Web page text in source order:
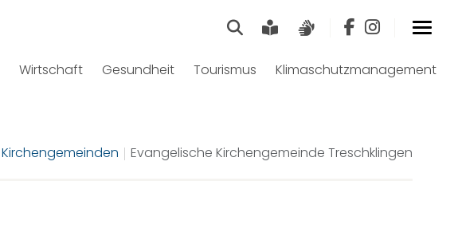
SucheLeichte Sprache
Wirtschaft Gesundheit Tourismus Klimaschutzmanagement
Kirchengemeinden Evangelische Kirchengemeinde Treschklingen